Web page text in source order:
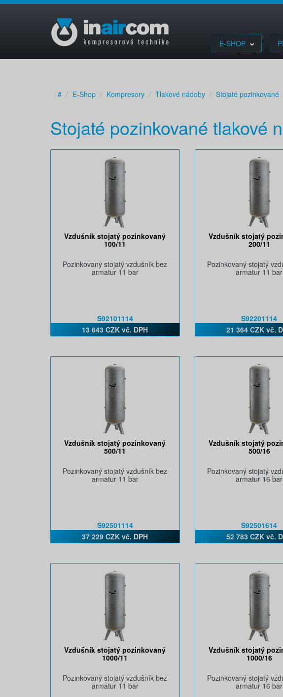
E-SHOP
# E-Shop Kompresory Tlakové nádoby Stojaté pozinkované
Stojaté pozinkované tlakové
Vzdušník stojatý pozinkovaný
100/11
Pozinkovaný stojatý vzdušník bez
armatur 11 bar
S92101114
13 643 CZK vč. DPH
Vzdušník stojatý
200/11
Pozinkovaný stojatý
armatur 11 bar
S92201114
21 364 CZK vč.
Vzdušník stojatý pozinkovaný
500/11
Pozinkovaný stojatý vzdušník bez
armatur 11 bar
S92501114
37 229 CZK vč. DPH
Vzdušník stojatý
500/16
Pozinkovaný stojatý
armatur 16 bar
S92501614
52 783 CZK vč.
Vzdušník stojatý pozinkovaný
1000/11
Pozinkovaný stojatý vzdušník bez
armatur 11 bar
Vzdušník stojatý
1000/16
Pozinkovaný stojatý
armatur 16 bar